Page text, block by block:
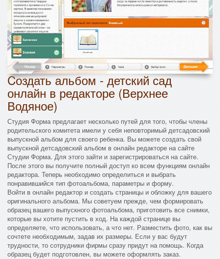
Cоздать альбом - детский сад
онлайн в редакторе (Верхнее
Водяное)
Студия Форма предлагает несколько путей для того, чтобы члены
родительского комитета имели у себя неповторимый детсадовский
выпускной альбом для своего ребенка. Вы можете создать свой
выпускной детсадовский альбом в онлайн редакторе на сайте
Студии Форма. Для этого зайти и зарегистрироваться на сайте.
После этого вы получите полный доступ ко всем функциям онлайн
редактора. Теперь необходимо определиться и выбрать
понравившийся тип фотоальбома, параметры и форму.
Войти в онлайн редактор и создать страницы и обложку для вашего
оригинального альбома. Мы советуем прежде, чем формировать
образец вашего выпускного фотоальбома, приготовить все снимки,
которые вы хотите пустить в ход. На каждой странице вы
определяете, что использовать, а что нет. Разместить фото, как вы
сочтете необходимым, задав их размеры. Если у вас будут
трудности, то сотрудники фирмы сразу придут на помощь. Когда
образец будет подготовлен, вы можете оформлять заказ.